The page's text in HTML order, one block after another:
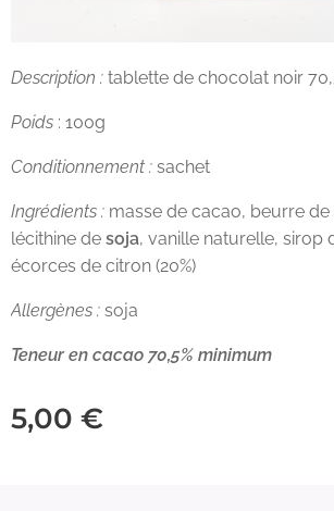
Description : tablette de chocolat noir
Poids : 100g
Conditionnement : sachet
Ingrédients : masse de cacao, beurre
lécithine de soja, vanille naturelle, sirop
écorces de citron (20%)
Allergènes : soja
Teneur en cacao 70,5% minimum
5,00 €